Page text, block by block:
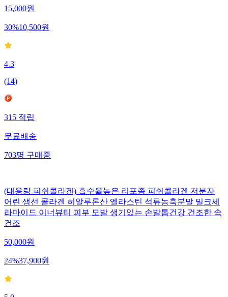
15,000원
30%10,500원
4.3
(14)
315적립
무료배송
703명구매중
(대용량 피쉬콜라겐) 흡수율높은 리포좀 피쉬콜라겐 저분자
어린 생선 콜라겐 히알루론산 엘라스틴 석류농축분말 밀크세
라마이드 이너뷰티 피부 모발 생기있는 손발톱건강 건조한 속
건조
50,000원
24%37,900원